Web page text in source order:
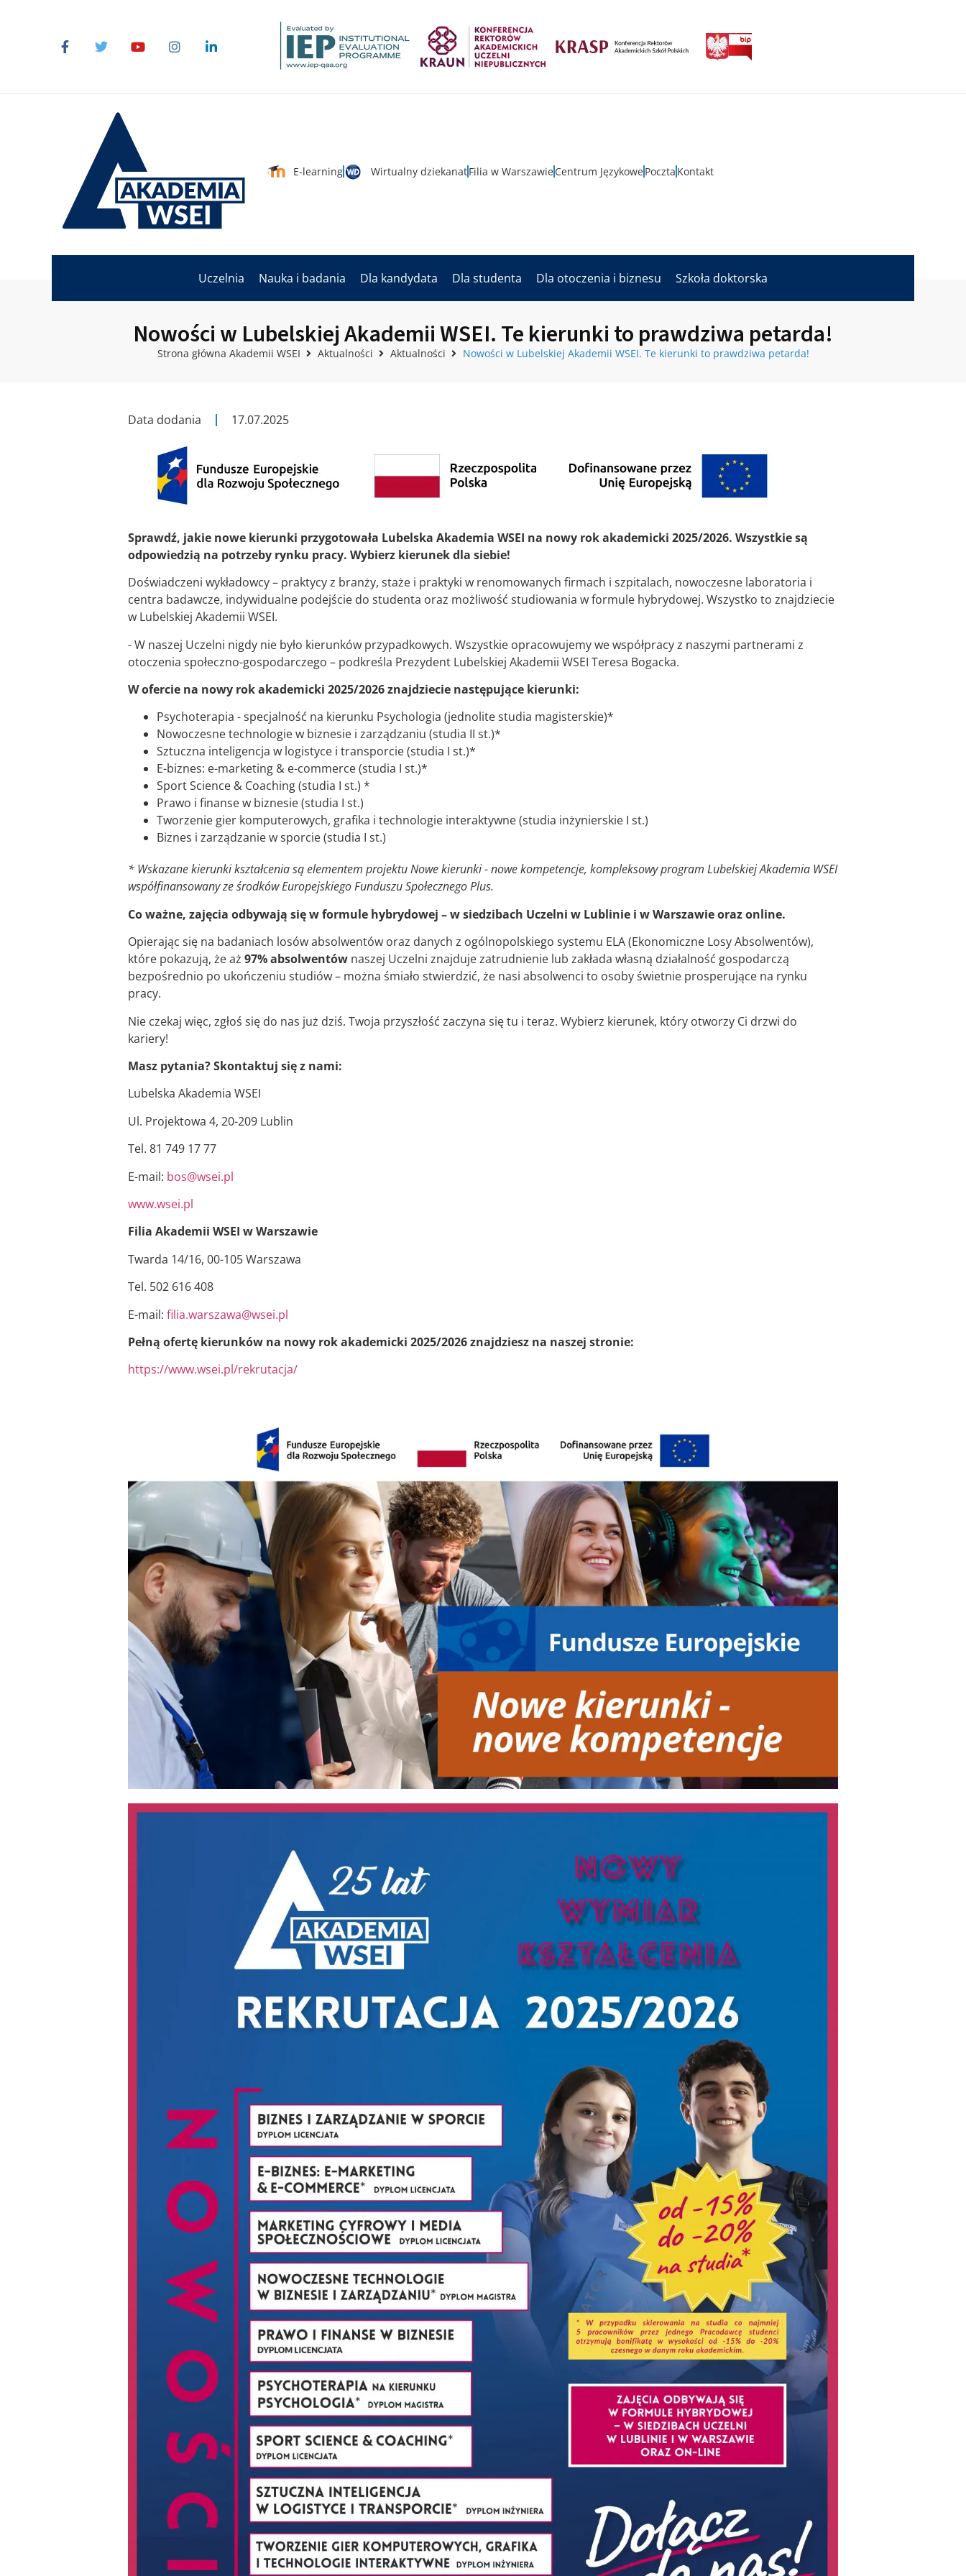
E-learning Wirtualny dziekanatFilia w WarszawieCentrum JęzykowePoczta Kontakt
Uczelnia Nauka i badania Dla kandydata Dla studenta Dla otoczenia i biznesu Szkoła doktorska
Nowości w Lubelskiej Akademii WSEI. Te kierunki to prawdziwa petarda!
Strona główna Akademii WSEI Aktualności Aktualności Nowości w Lubelskiej Akademii WSEI. Te kierunki to prawdziwa petarda!
Data dodania 17.07.2025
Sprawdź, jakie nowe kierunki przygotowała Lubelska Akademia WSEI na nowy rok akademicki 2025/2026. Wszystkie są
odpowiedzią na potrzeby rynku pracy. Wybierz kierunek dla siebie!
Doświadczeni wykładowcy – praktycy z branży, staże i praktyki w renomowanych firmach i szpitalach, nowoczesne laboratoria i
centra badawcze, indywidualne podejście do studenta oraz możliwość studiowania w formule hybrydowej. Wszystko to znajdziecie
w Lubelskiej Akademii WSEI.
- W naszej Uczelni nigdy nie było kierunków przypadkowych. Wszystkie opracowujemy we współpracy z naszymi partnerami z
otoczenia społeczno-gospodarczego – podkreśla Prezydent Lubelskiej Akademii WSEI Teresa Bogacka.
W ofercie na nowy rok akademicki 2025/2026 znajdziecie następujące kierunki:
Psychoterapia - specjalność na kierunku Psychologia (jednolite studia magisterskie)*
Nowoczesne technologie w biznesie i zarządzaniu (studia II st.)*
Sztuczna inteligencja w logistyce i transporcie (studia I st.)*
E-biznes: e-marketing & e-commerce (studia I st.)*
Sport Science & Coaching (studia I st.) *
Prawo i finanse w biznesie (studia I st.)
Tworzenie gier komputerowych, grafika i technologie interaktywne (studia inżynierskie I st.)
Biznes i zarządzanie w sporcie (studia I st.)
* Wskazane kierunki kształcenia są elementem projektu Nowe kierunki - nowe kompetencje, kompleksowy program Lubelskiej Akademia WSEI
współfinansowany ze środków Europejskiego Funduszu Społecznego Plus.
Co ważne, zajęcia odbywają się w formule hybrydowej – w siedzibach Uczelni w Lublinie i w Warszawie oraz online.
Opierając się na badaniach losów absolwentów oraz danych z ogólnopolskiego systemu ELA (Ekonomiczne Losy Absolwentów),
które pokazują, że aż 97% absolwentów naszej Uczelni znajduje zatrudnienie lub zakłada własną działalność gospodarczą
bezpośrednio po ukończeniu studiów – można śmiało stwierdzić, że nasi absolwenci to osoby świetnie prosperujące na rynku
pracy.
Nie czekaj więc, zgłoś się do nas już dziś. Twoja przyszłość zaczyna się tu i teraz. Wybierz kierunek, który otworzy Ci drzwi do
kariery!
Masz pytania? Skontaktuj się z nami:
Lubelska Akademia WSEI
Ul. Projektowa 4, 20-209 Lublin
Tel. 81 749 17 77
E-mail: bos@wsei.pl
www.wsei.pl
Filia Akademii WSEI w Warszawie
Twarda 14/16, 00-105 Warszawa
Tel. 502 616 408
E-mail: filia.warszawa@wsei.pl
Pełną ofertę kierunków na nowy rok akademicki 2025/2026 znajdziesz na naszej stronie:
https://www.wsei.pl/rekrutacja/